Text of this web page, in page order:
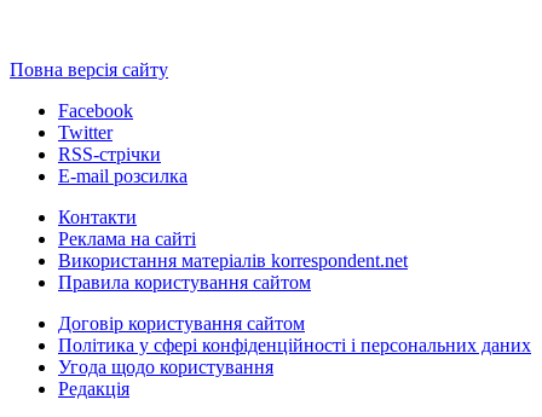
Повна версія сайту
Facebook
Twitter
RSS-стрічки
E-mail розсилка
Контакти
Реклама на сайті
Використання матеріалів korrespondent.net
Правила користування сайтом
Договір користування сайтом
Політика у сфері конфіденційності і персональних даних
Угода щодо користування
Редакція